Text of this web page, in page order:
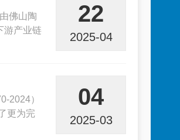
佛山陶
游产业链
22
2025-04
2024）
更为完
04
2025-03